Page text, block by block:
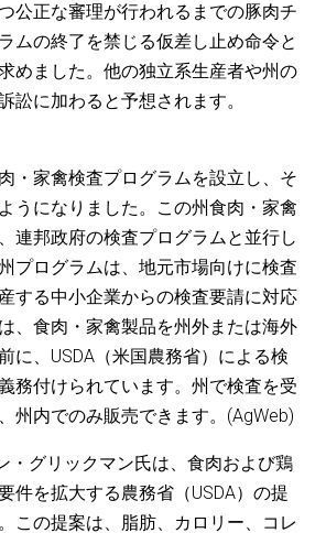
公正な審理が行われるまでの豚肉チ
ムの終了を禁じる仮差し止め命令と
めました。他の独立系生産者や州の
訟に加わると予想されます。
・家禽検査プログラムを設立し、そ
うになりました。この州食肉・家禽
連邦政府の検査プログラムと並行し
プログラムは、地元市場向けに検査
する中小企業からの検査要請に対応
、食肉・家禽製品を州外または海外
に、USDA（米国農務省）による検
務付けられています。州で検査を受
州内でのみ販売できます。(AgWeb)
・グリックマン氏は、食肉および鶏
件を拡大する農務省（USDA）の提
この提案は、脂肪、カロリー、コレ